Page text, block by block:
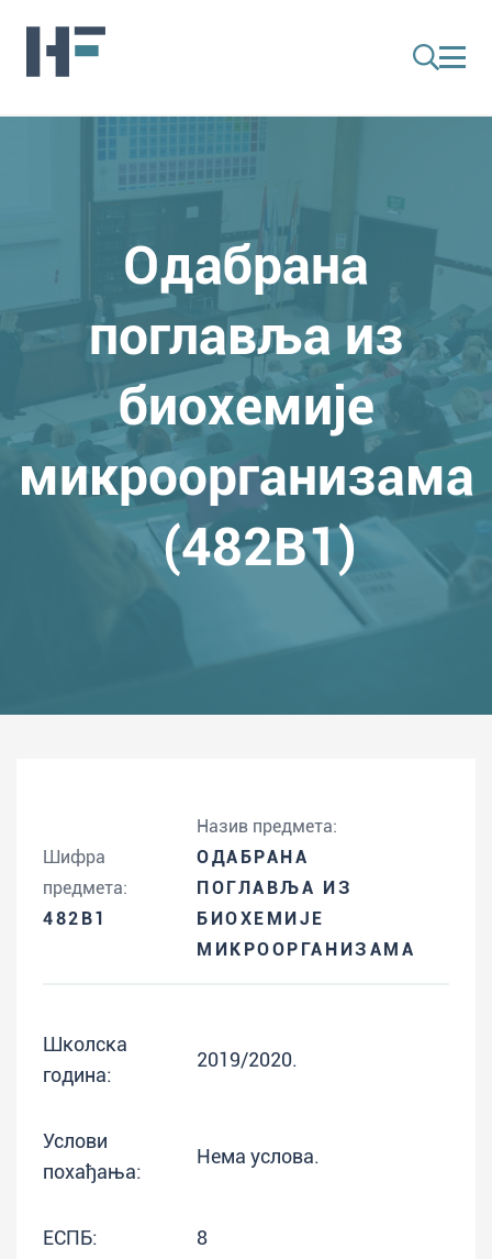
Одабрана
поглавља из
биохемије
микроорганизама
(482B1)
Шифра
предмета:
482B1
Назив предмета:
ОДАБРАНА
ПОГЛАВЉА ИЗ
БИОХЕМИЈЕ
МИКРООРГАНИЗАМА
Школска
година:
2019/2020.
Услови
похађања:
Нема услова.
ЕСПБ: 8